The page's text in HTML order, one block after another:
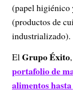
(papel higiénico
(productos de
industrializado).
ElGrupo Éxito
portafolio de
alimentos